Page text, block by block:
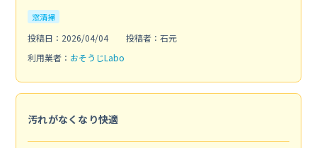
窓清掃
投稿日：2026/04/04
投稿者：石元
利用業者： おそうじLabo
汚れがなくなり快適